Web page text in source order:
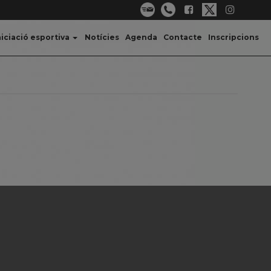
esportiva Notícies Agenda Contacte Inscripcions